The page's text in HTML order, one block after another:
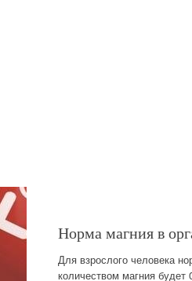
Норма магния в
Для взрослого человека
количеством магния будет